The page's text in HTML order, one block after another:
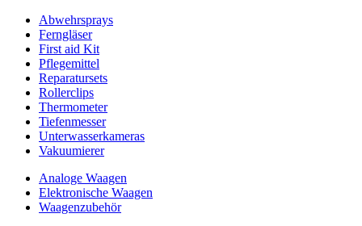
Abwehrsprays
Ferngläser
First aid Kit
Pflegemittel
Reparatursets
Rollerclips
Thermometer
Tiefenmesser
Unterwasserkameras
Vakuumierer
Analoge Waagen
Elektronische Waagen
Waagenzubehör